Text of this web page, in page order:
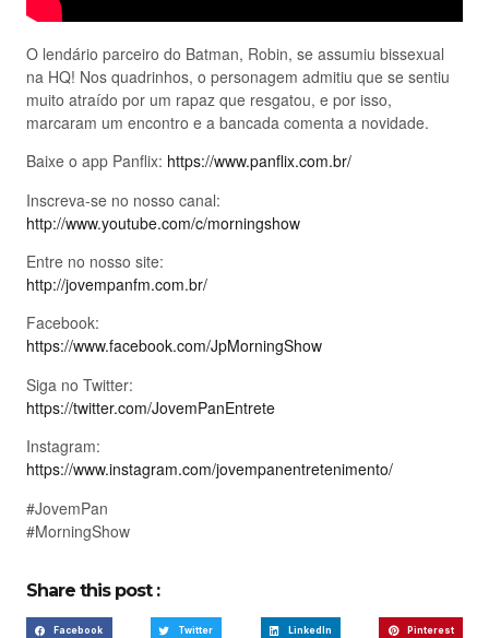
O lendário parceiro do Batman, Robin, se assumiu bissexual
na HQ! Nos quadrinhos, o personagem admitiu que se sentiu
muito atraído por um rapaz que resgatou, e por isso,
marcaram um encontro e a bancada comenta a novidade.
Baixe o app Panflix: https://www.panflix.com.br/
Inscreva-se no nosso canal:
http://www.youtube.com/c/morningshow
Entre no nosso site:
http://jovempanfm.com.br/
Facebook:
https://www.facebook.com/JpMorningShow
Siga no Twitter:
https://twitter.com/JovemPanEntrete
Instagram:
https://www.instagram.com/jovempanentretenimento/
#JovemPan
#MorningShow
Share this post :
Facebook Twitter LinkedIn Pinterest